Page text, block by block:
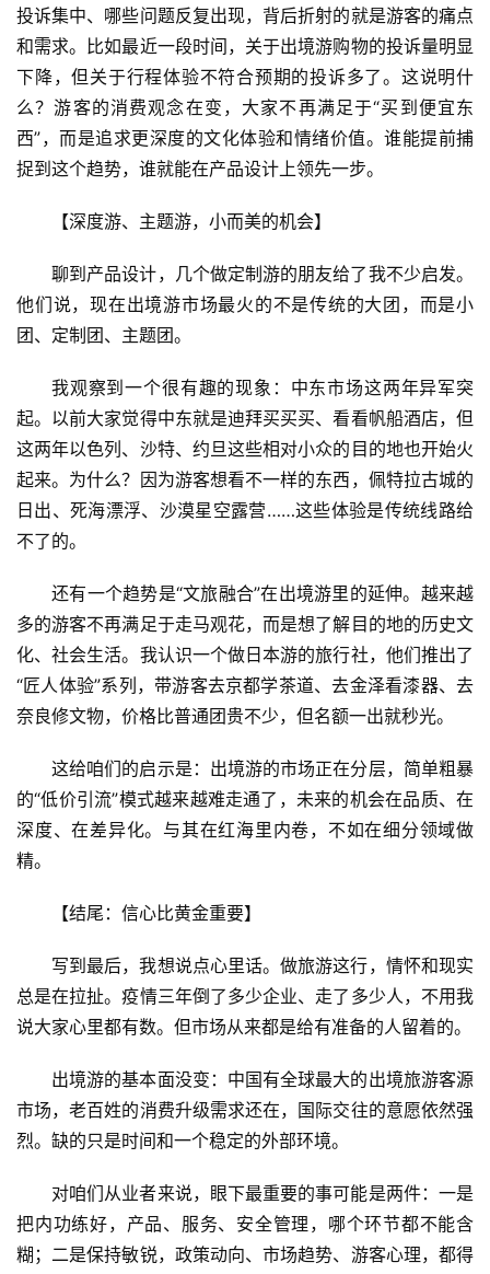
兴
智
慧
旅
游
文
旅
答
社
登录 注册
投诉集中、哪些问题反复出现，背后折射的就是游客的痛点
和需求。比如最近一段时间，关于出境游购物的投诉量明显
下降，但关于行程体验不符合预期的投诉多了。这说明什
么？游客的消费观念在变，大家不再满足于“买到便宜东
西”，而是追求更深度的文化体验和情绪价值。谁能提前捕
捉到这个趋势，谁就能在产品设计上领先一步。
【深度游、主题游，小而美的机会】
聊到产品设计，几个做定制游的朋友给了我不少启发。
他们说，现在出境游市场最火的不是传统的大团，而是小
团、定制团、主题团。
我观察到一个很有趣的现象：中东市场这两年异军突
起。以前大家觉得中东就是迪拜买买买、看看帆船酒店，但
这两年以色列、沙特、约旦这些相对小众的目的地也开始火
起来。为什么？因为游客想看不一样的东西，佩特拉古城的
日出、死海漂浮、沙漠星空露营……这些体验是传统线路给
不了的。
还有一个趋势是“文旅融合”在出境游里的延伸。越来越
多的游客不再满足于走马观花，而是想了解目的地的历史文
化、社会生活。我认识一个做日本游的旅行社，他们推出了
“匠人体验”系列，带游客去京都学茶道、去金泽看漆器、去
奈良修文物，价格比普通团贵不少，但名额一出就秒光。
这给咱们的启示是：出境游的市场正在分层，简单粗暴
的“低价引流”模式越来越难走通了，未来的机会在品质、在
深度、在差异化。与其在红海里内卷，不如在细分领域做
精。
【结尾：信心比黄金重要】
写到最后，我想说点心里话。做旅游这行，情怀和现实
总是在拉扯。疫情三年倒了多少企业、走了多少人，不用我
说大家心里都有数。但市场从来都是给有准备的人留着的。
出境游的基本面没变：中国有全球最大的出境旅游客源
市场，老百姓的消费升级需求还在，国际交往的意愿依然强
烈。缺的只是时间和一个稳定的外部环境。
对咱们从业者来说，眼下最重要的事可能是两件：一是
把内功练好，产品、服务、安全管理，哪个环节都不能含
糊；二是保持敏锐，政策动向、市场趋势、游客心理，都得